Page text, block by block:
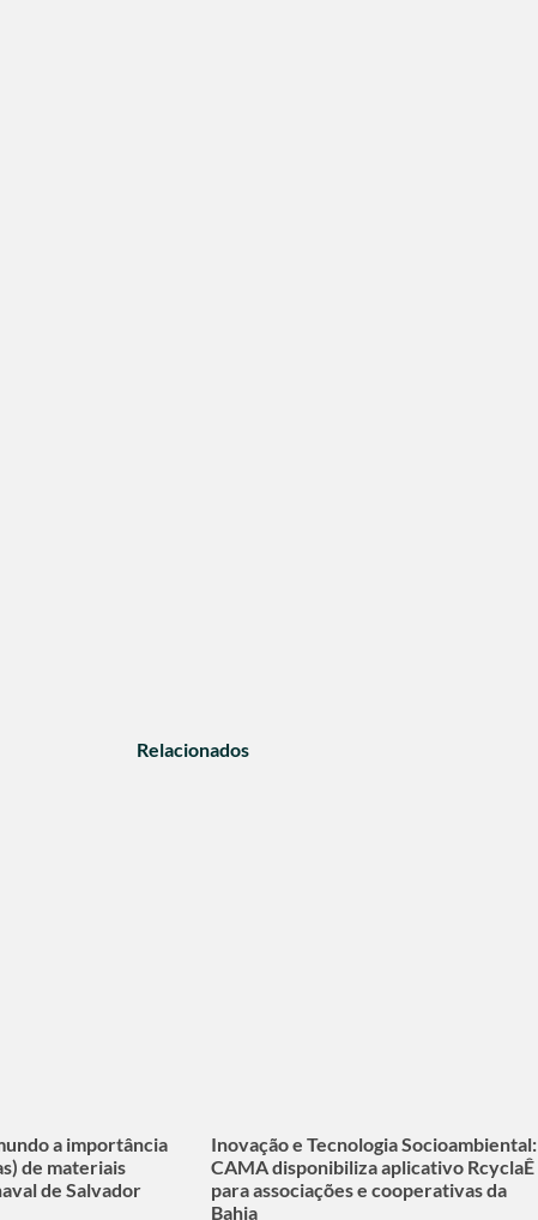
Relacionados
a importância
de materiais
de Salvador
Inovação e Tecnologia Socioambiental:
CAMA disponibiliza aplicativo RcyclaÊ
para associações e cooperativas da
Bahia